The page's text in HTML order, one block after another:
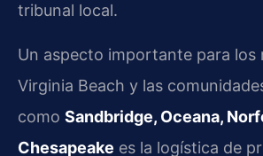
tribunal local.
Un aspecto importante para los
Virginia Beach y las
como Sandbridge, Oceana,
Chesapeake es la logística de